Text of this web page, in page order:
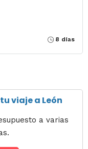
8 días
viaje a León
a varias